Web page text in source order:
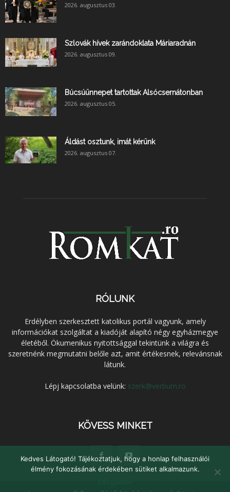
2026. augusztus 03.
Szlovák hívek zarándoklata Máriaradnán
2026. augusztus 09.
Búcsúünnepet tartottak Alsócsernátonban
2026. augusztus 05.
Áldást osztunk, imát kérünk
2026. augusztus 07.
RÓLUNK
Erdélyben szerkesztett katolikus portál vagyunk, amely
információkat szolgáltat a kiadóját alapító négy egyházmegye
életéből. Ökumenikus nyitottsággal tekintünk a világra és
szeretnénk megmutatni belőle azt, amit értékesnek, relevánsnak
látunk.
Lépj kapcsolatba velünk: szerk@verbum.ro
KÖVESS MINKET
Kedves Látogató! Tájékoztatjuk, hogy a honlap felhasználói
élmény fokozásának érdekében sütiket alkalmazunk.